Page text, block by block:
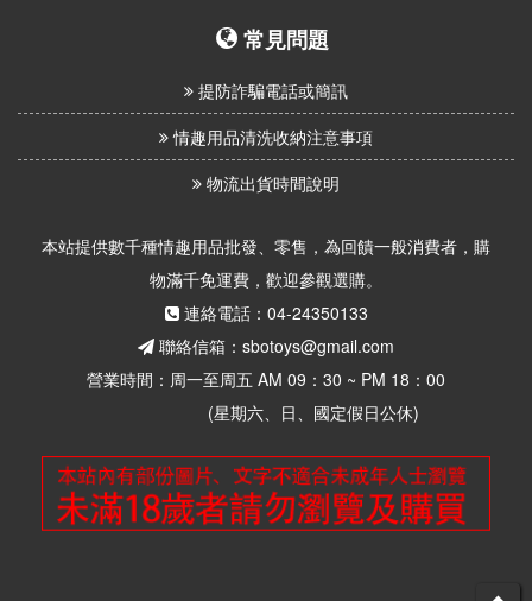
常見問題
提防詐騙電話或簡訊
情趣用品清洗收納注意事項
物流出貨時間說明
本站提供數千種情趣用品批發、零售，為回饋一般消費者，購
物滿千免運費，歡迎參觀選購。
連絡電話：04-24350133
聯絡信箱：sbotoys@gmail.com
營業時間：周一至周五 AM 09：30 ~ PM 18：00
(星期六、日、國定假日公休)